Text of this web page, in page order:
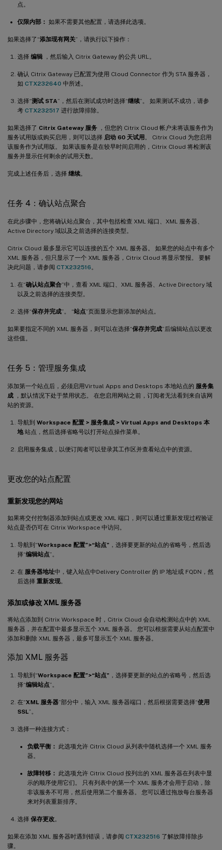
点。
仅限内部： 如果不需要其他配置，请选择此选项。
如果选择了“添加现有网关”，请执行以下操作：
选择 编辑 ，然后输入 Citrix Gateway 的公共 URL。
确认 Citrix Gateway 已配置为使用 Cloud Connector 作为 STA 服务器，
如 CTX232640 中所述。
选择“测试 STA”，然后在测试成功时选择“继续”。 如果测试不成功，请参
考 CTX232517 进行故障排除。
如果选择了 Citrix Gateway 服务 ，但您的 Citrix Cloud 帐户未将该服务作为
服务试用版或购买启用，则可以选择 启动 60 天试用 。 Citrix Cloud 为您启用
该服务作为试用版。 如果该服务是在较早时间启用的，Citrix Cloud 将检测该
服务并显示任何剩余的试用天数。
完成上述任务后，选择 继续。
任务 4：确认站点聚合
在此步骤中，您将确认站点聚合，其中包括检查 XML 端口、XML 服务器、
Active Directory 域以及之前选择的连接类型。
Citrix Cloud 最多显示它可以连接的五个 XML 服务器。 如果您的站点中有多个
XML 服务器，但只显示了一个 XML 服务器，Citrix Cloud 将显示警报。 要解
决此问题，请参阅 CTX232516 。
在“确认站点聚合”中，查看 XML 端口、XML 服务器、Active Directory 域
以及之前选择的连接类型。
选择“保存并完成”。 “站点”页面显示您新添加的站点。
如果要指定不同的 XML 服务器，则可以在选择“保存并完成”后编辑站点以更改
这些值。
任务 5：管理服务集成
添加第一个站点后，必须启用Virtual Apps and Desktops 本地站点的 服务集
成 ，默认情况下处于禁用状态。 在您启用网站之前，订阅者无法看到来自该网
站的资源。
导航到 Workspace 配置 > 服务集成 > Virtual Apps and Desktops 本
地站点，然后选择省略号以打开站点操作菜单。
启用服务集成，以便订阅者可以登录其工作区并查看站点中的资源。
更改您的站点配置
重新发现您的网站
如果将交付控制器添加到站点或更改 XML 端口，则可以通过重新发现过程验证
站点是否仍可在 Citrix Workspace 中访问。
导航到“Workspace 配置”>“站点” ，选择要更新的站点的省略号，然后选
择“编辑站点”。
在 服务器地址中，键入站点中Delivery Controller 的 IP 地址或 FQDN，然
后选择 重新发现。
添加或修改 XML 服务器
将站点添加到 Citrix Workspace 时，Citrix Cloud 会自动检测站点中的 XML
服务器，并在配置中最多显示五个 XML 服务器。 您可以根据需要从站点配置中
添加和删除 XML 服务器，最多可显示五个 XML 服务器。
添加 XML 服务器
导航到“Workspace 配置”>“站点” ，选择要更新的站点的省略号，然后选
择“编辑站点”。
在“XML 服务器”部分中，输入 XML 服务器端口，然后根据需要选择“使用
SSL”。
选择一种连接方式：
负载平衡：
此选项允许 Citrix Cloud 从列表中随机选择一个 XML 服务
器。
故障转移：
此选项允许 Citrix Cloud 按列出的 XML 服务器在列表中显
示的顺序使用它们。 只有列表中的第一个 XML 服务才会用于启动，除
非该服务不可用，然后使用第二个服务器。 您可以通过拖放每台服务器
来对列表重新排序。
选择 保存更改。
如果在添加 XML 服务器时遇到错误，请参阅 CTX232516 了解故障排除步
骤。